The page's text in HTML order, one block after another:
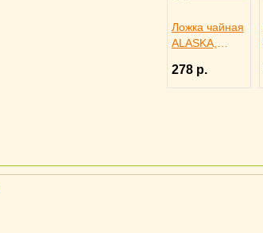
Ложка чайная
ALASKA,
3110447
278 р.